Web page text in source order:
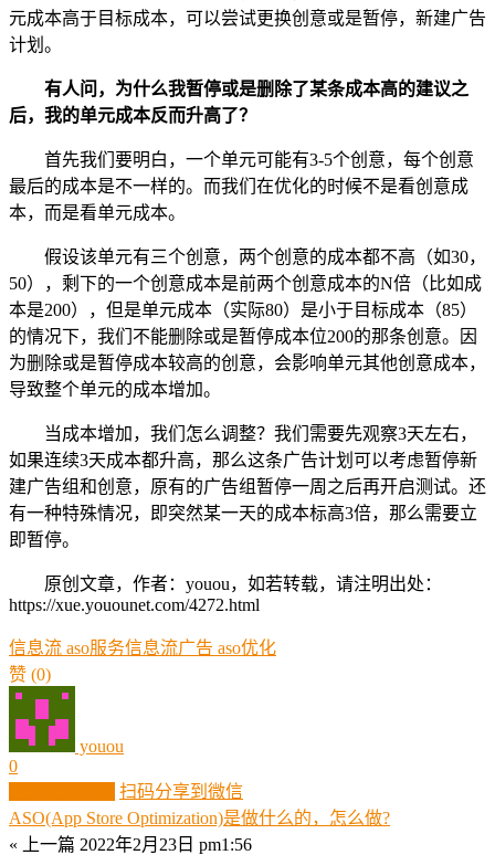
元成本高于目标成本，可以尝试更换创意或是暂停，新建广告
计划。
有人问，为什么我暂停或是删除了某条成本高的建议之
后，我的单元成本反而升高了？
首先我们要明白，一个单元可能有3-5个创意，每个创意
最后的成本是不一样的。而我们在优化的时候不是看创意成
本，而是看单元成本。
假设该单元有三个创意，两个创意的成本都不高（如30，
50），剩下的一个创意成本是前两个创意成本的N倍（比如成
本是200），但是单元成本（实际80）是小于目标成本（85）
的情况下，我们不能删除或是暂停成本位200的那条创意。因
为删除或是暂停成本较高的创意，会影响单元其他创意成本，
导致整个单元的成本增加。
当成本增加，我们怎么调整？我们需要先观察3天左右，
如果连续3天成本都升高，那么这条广告计划可以考虑暂停新
建广告组和创意，原有的广告组暂停一周之后再开启测试。还
有一种特殊情况，即突然某一天的成本标高3倍，那么需要立
即暂停。
原创文章，作者：youou，如若转载，请注明出处：
https://xue.youounet.com/4272.html
信息流 aso服务信息流广告 aso优化
赞 (0)
youou
0
扫码分享到微信
ASO(App Store Optimization)是做什么的，怎么做?
« 上一篇 2022年2月23日 pm1:56